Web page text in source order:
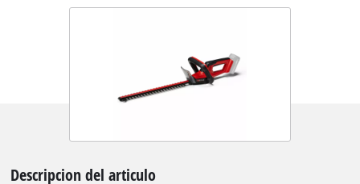
Descripcion del articulo